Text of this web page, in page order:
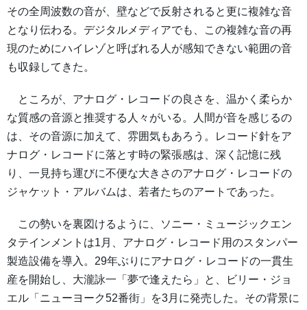
その全周波数の音が、壁などで反射されると更に複雑な音
となり伝わる。デジタルメディアでも、この複雑な音の再
現のためにハイレゾと呼ばれる人が感知できない範囲の音
も収録してきた。
ところが、アナログ・レコードの良さを、温かく柔らか
な質感の音源と推奨する人々がいる。人間が音を感じるの
は、その音源に加えて、雰囲気もあろう。レコード針をア
ナログ・レコードに落とす時の緊張感は、深く記憶に残
り、一見持ち運びに不便な大きさのアナログ・レコードの
ジャケット・アルバムは、若者たちのアートであった。
この勢いを裏図けるように、ソニー・ミュージックエン
タテインメントは1月、アナログ・レコード用のスタンパー
製造設備を導入。29年ぶりにアナログ・レコードの一貫生
産を開始し、大瀧詠一「夢で逢えたら」と、ビリー・ジョ
エル「ニューヨーク52番街」を3月に発売した。その背景に